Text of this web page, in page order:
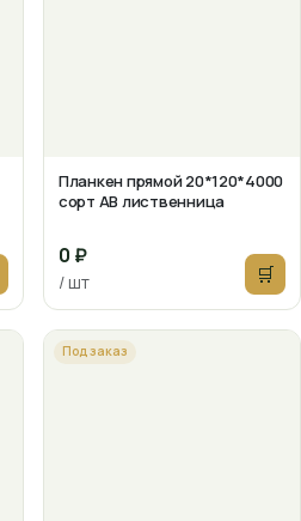
Планкен прямой 20*120*4000
сорт АВ лиственница
0 ₽
/ шт 🛒
Под заказ